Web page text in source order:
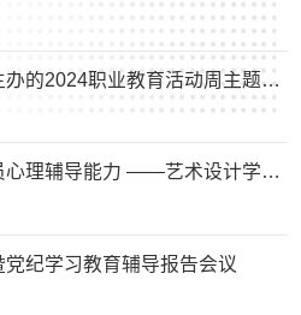
广东省三家高职院校联合主办的2024职业教育活动周主题活动“AI拥抱非遗”在广州顺利举行
紧跟政策，全面提升辅导员心理辅导能力 ——艺术设计学院辅导员素质能力提升训练营暨心理工作研判会
纪学习教育辅导报告会议